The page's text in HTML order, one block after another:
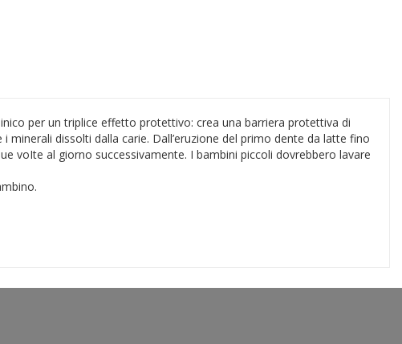
per un triplice effetto protettivo: crea una barriera protettiva di
dissolti dalla carie. Dall’eruzione del primo dente da latte fino
voIte al giorno successivamente. I bambini piccoli dovrebbero lavare